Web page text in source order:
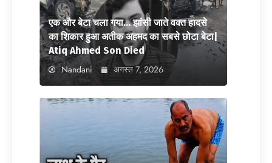
एक और बेटा चला गया… झांसी जाते वक्त हादसे
का शिकार हुआ अतीक अहमद का सबसे छोटा बेटा|
Atiq Ahmed Son Died
Nandani अगस्त 7, 2026